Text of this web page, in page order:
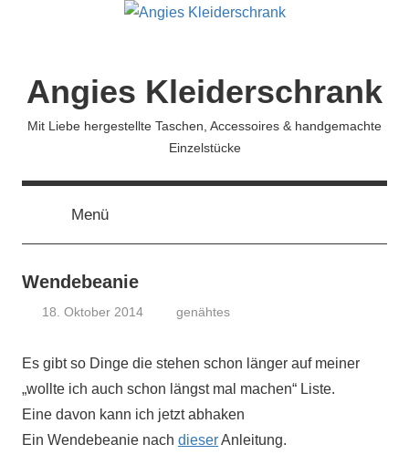
Angies Kleiderschrank
Mit Liebe hergestellte Taschen, Accessoires & handgemachte
Einzelstücke
Menü
Wendebeanie
18. Oktober 2014
genähtes
Es gibt so Dinge die stehen schon länger auf meiner
„wollte ich auch schon längst mal machen“ Liste.
Eine davon kann ich jetzt abhaken
Ein Wendebeanie nach dieserAnleitung.